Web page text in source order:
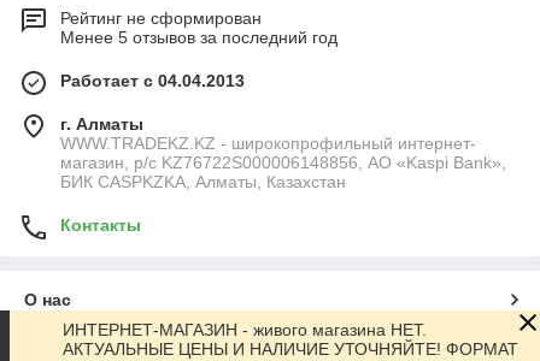
Рейтинг не сформирован
Менее 5 отзывов за последний год
Работает с 04.04.2013
г. Алматы
WWW.TRADEKZ.KZ - широкопрофильный интернет-
магазин, р/с KZ76722S000006148856, АО «Kaspi Bank»,
БИК CASPKZKA, Алматы, Казахстан
Контакты
О нас
ИНТЕРНЕТ-МАГАЗИН - живого магазина НЕТ.
АКТУАЛЬНЫЕ ЦЕНЫ И НАЛИЧИЕ УТОЧНЯЙТЕ! ФОРМАТ